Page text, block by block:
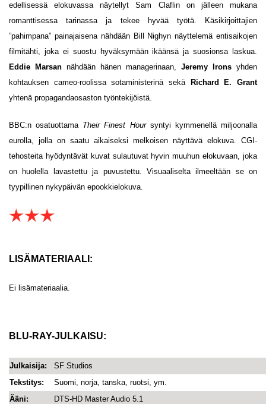
edellisessä elokuvassa näytellyt Sam Claflin on jälleen mukana
romanttisessa tarinassa ja tekee hyvää työtä. Käsikirjoittajien
”pahimpana” painajaisena nähdään Bill Nighyn näyttelemä entisaikojen
filmitähti, joka ei suostu hyväksymään ikäänsä ja suosionsa laskua.
Eddie Marsan nähdään hänen managerinaan, Jeremy Irons yhden
kohtauksen cameo-roolissa sotaministerinä sekä
Richard E. Grant
yhtenä propagandaosaston työntekijöistä.
BBC:n osatuottama Their Finest Hoursyntyi kymmenellä miljoonalla
eurolla, jolla on saatu aikaiseksi melkoisen näyttävä elokuva. CGI-
tehosteita hyödyntävät kuvat sulautuvat hyvin muuhun elokuvaan, joka
on huolella lavastettu ja puvustettu. Visuaaliselta ilmeeltään se on
tyypillinen nykypäivän epookkielokuva.
LISÄMATERIAALI:
Ei lisämateriaalia.
BLU-RAY-JULKAISU:
Julkaisija:
SF Studios
Tekstitys:
Suomi, norja, tanska, ruotsi, ym.
Ääni:
DTS-HD Master Audio 5.1